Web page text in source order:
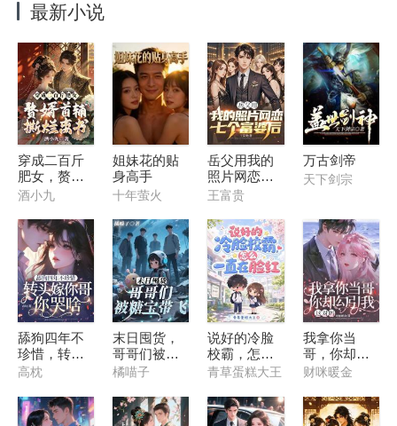
最新小说
穿成二百斤
肥女，赘婿
首辅撕烂离
酒小九
姐妹花的贴
身高手
十年萤火
岳父用我的
照片网恋七
个富婆后
王富贵
万古剑帝
天下剑宗
舔狗四年不
珍惜，转头
嫁你哥你哭
高枕
末日囤货，
哥哥们被糖
宝带飞
橘喵子
说好的冷脸
校霸，怎么
一直在脸红
青草蛋糕大王
我拿你当
哥，你却勾
引我，这对
财咪暖金